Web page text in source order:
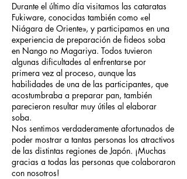
Durante el último día visitamos las cataratas
Fukiware, conocidas también como «el
Niágara de Oriente», y participamos en una
experiencia de preparación de fideos soba
en Nango no Magariya. Todos tuvieron
algunas dificultades al enfrentarse por
primera vez al proceso, aunque las
habilidades de una de las participantes, que
acostumbraba a preparar pan, también
parecieron resultar muy útiles al elaborar
soba.
Nos sentimos verdaderamente afortunados de
poder mostrar a tantas personas los atractivos
de las distintas regiones de Japón. ¡Muchas
gracias a todas las personas que colaboraron
con nosotros!